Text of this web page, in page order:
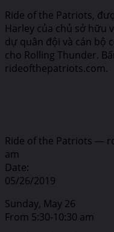
Ride of the Patriots,
Harley của chủ sở hữu
dự quân đội và cán bộ
cho Rolling Thunder.
rideofthepatriots.com.
Ride of the Patriots —
am
Date:
05/26/2019
Sunday, May 26
From 5:30-10:30 am